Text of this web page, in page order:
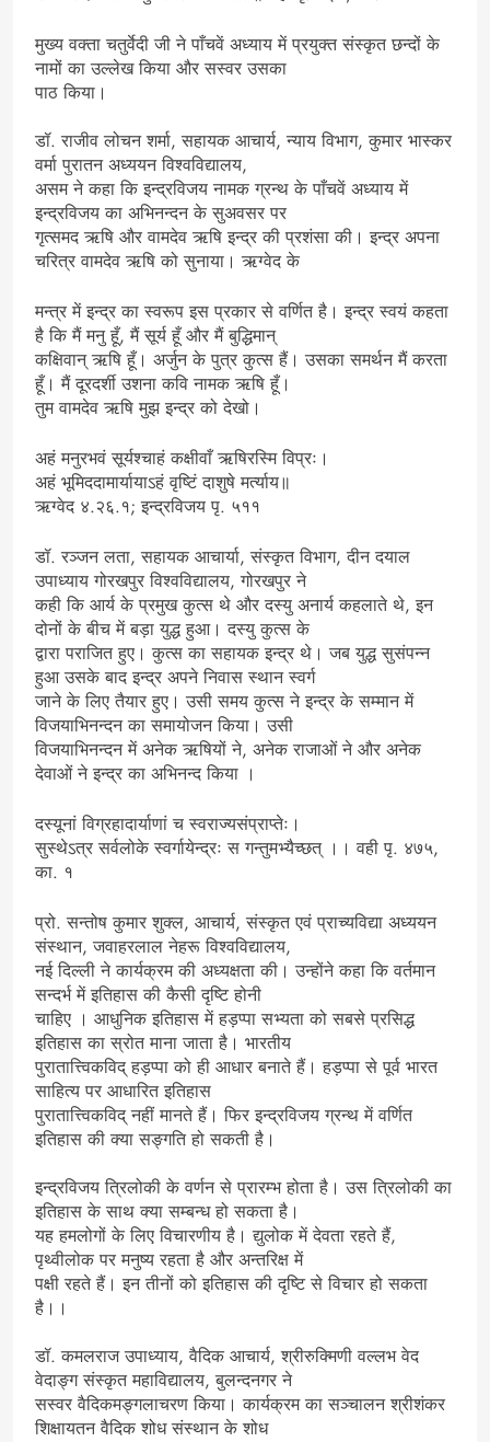
मुख्य वक्ता चतुर्वेदी जी ने पाँचवें अध्याय में प्रयुक्त संस्कृत छन्दों के
नामों का उल्लेख किया और सस्वर उसका
पाठ किया।
डॉ. राजीव लोचन शर्मा, सहायक आचार्य, न्याय विभाग, कुमार भास्कर
वर्मा पुरातन अध्ययन विश्वविद्यालय,
असम ने कहा कि इन्द्रविजय नामक ग्रन्थ के पाँचवें अध्याय में
इन्द्रविजय का अभिनन्दन के सुअवसर पर
गृत्समद ऋषि और वामदेव ऋषि इन्द्र की प्रशंसा की। इन्द्र अपना
चरित्र वामदेव ऋषि को सुनाया। ऋग्वेद के
मन्त्र में इन्द्र का स्वरूप इस प्रकार से वर्णित है। इन्द्र स्वयं कहता
है कि मैं मनु हूँ, मैं सूर्य हूँ और मैं बुद्धिमान्
कक्षिवान् ऋषि हूँ। अर्जुन के पुत्र कुत्स हैं। उसका समर्थन मैं करता
हूँ। मैं दूरदर्शी उशना कवि नामक ऋषि हूँ।
तुम वामदेव ऋषि मुझ इन्द्र को देखो।
अहं मनुरभवं सूर्यश्चाहं कक्षीवाँ ऋषिरस्मि विप्रः।
अहं भूमिददामार्यायाऽहं वृष्टिं दाशुषे मर्त्याय॥
ऋग्वेद ४.२६.१; इन्द्रविजय पृ. ५११
डॉ. रञ्जन लता, सहायक आचार्या, संस्कृत विभाग, दीन दयाल
उपाध्याय गोरखपुर विश्वविद्यालय, गोरखपुर ने
कही कि आर्य के प्रमुख कुत्स थे और दस्यु अनार्य कहलाते थे, इन
दोनों के बीच में बड़ा युद्ध हुआ। दस्यु कुत्स के
द्वारा पराजित हुए। कुत्स का सहायक इन्द्र थे। जब युद्ध सुसंपन्न
हुआ उसके बाद इन्द्र अपने निवास स्थान स्वर्ग
जाने के लिए तैयार हुए। उसी समय कुत्स ने इन्द्र के सम्मान में
विजयाभिनन्दन का समायोजन किया। उसी
विजयाभिनन्दन में अनेक ऋषियों ने, अनेक राजाओं ने और अनेक
देवाओं ने इन्द्र का अभिनन्द किया ।
दस्यूनां विग्रहादार्याणां च स्वराज्यसंप्राप्तेः।
सुस्थेऽत्र सर्वलोके स्वर्गायेन्द्रः स गन्तुमभ्यैच्छत् ।। वही पृ. ४७५,
का. १
प्रो. सन्तोष कुमार शुक्ल, आचार्य, संस्कृत एवं प्राच्यविद्या अध्ययन
संस्थान, जवाहरलाल नेहरू विश्वविद्यालय,
नई दिल्ली ने कार्यक्रम की अध्यक्षता की। उन्होंने कहा कि वर्तमान
सन्दर्भ में इतिहास की कैसी दृष्टि होनी
चाहिए । आधुनिक इतिहास में हड़प्पा सभ्यता को सबसे प्रसिद्ध
इतिहास का स्रोत माना जाता है। भारतीय
पुरातात्त्विकविद् हड़प्पा को ही आधार बनाते हैं। हड़प्पा से पूर्व भारत
साहित्य पर आधारित इतिहास
पुरातात्त्विकविद् नहीं मानते हैं। फिर इन्द्रविजय ग्रन्थ में वर्णित
इतिहास की क्या सङ्गति हो सकती है।
इन्द्रविजय त्रिलोकी के वर्णन से प्रारम्भ होता है। उस त्रिलोकी का
इतिहास के साथ क्या सम्बन्ध हो सकता है।
यह हमलोगों के लिए विचारणीय है। द्युलोक में देवता रहते हैं,
पृथ्वीलोक पर मनुष्य रहता है और अन्तरिक्ष में
पक्षी रहते हैं। इन तीनों को इतिहास की दृष्टि से विचार हो सकता
है।।
डॉ. कमलराज उपाध्याय, वैदिक आचार्य, श्रीरुक्मिणी वल्लभ वेद
वेदाङ्ग संस्कृत महाविद्यालय, बुलन्दनगर ने
सस्वर वैदिकमङ्गलाचरण किया। कार्यक्रम का सञ्चालन श्रीशंकर
शिक्षायतन वैदिक शोध संस्थान के शोध